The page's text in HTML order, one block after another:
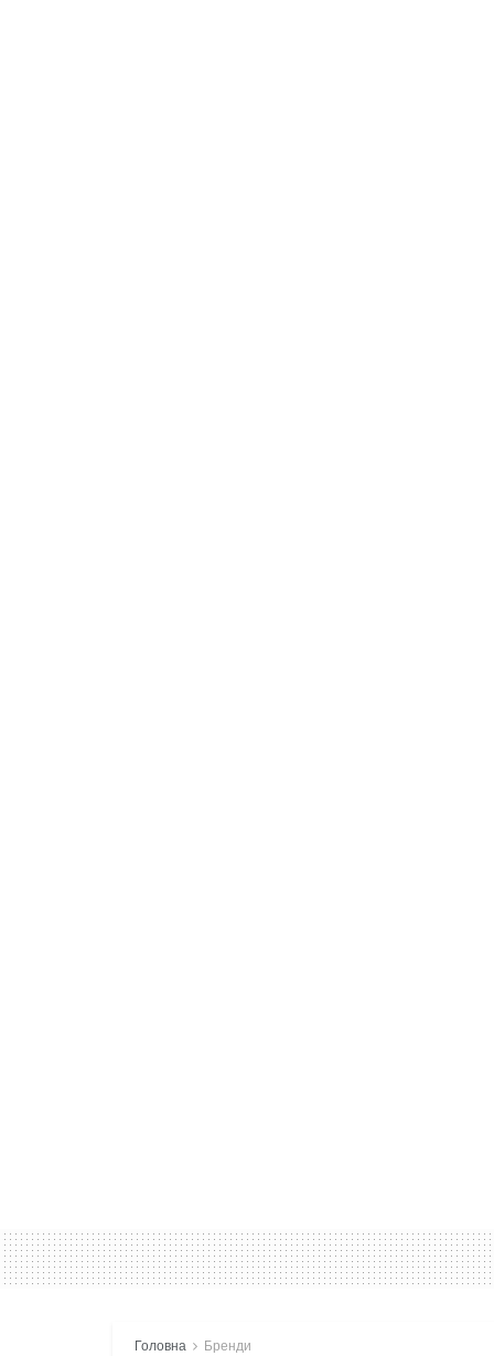
Головна Бренди